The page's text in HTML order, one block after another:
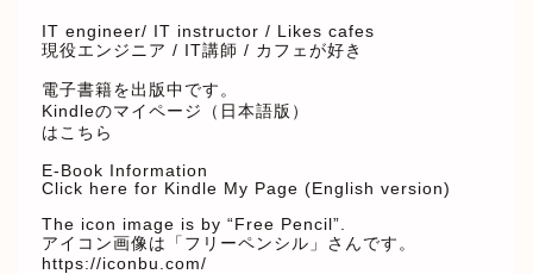
IT engineer/ IT instructor / Likes cafes
現役エンジニア / IT講師 / カフェが好き
電子書籍を出版中です。
Kindleのマイページ（日本語版）
はこちら
E-Book Information
Click here for Kindle My Page (English version)
The icon image is by “Free Pencil”.
アイコン画像は「フリーペンシル」さんです。
https://iconbu.com/